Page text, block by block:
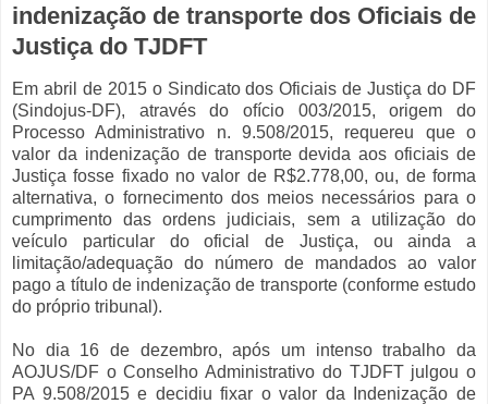
indenização de transporte dos Oficiais de
Justiça do TJDFT
Em abril de 2015 o Sindicato dos Oficiais de Justiça do DF
(Sindojus-DF), através do ofício 003/2015, origem do
Processo Administrativo n. 9.508/2015, requereu que o
valor da indenização de transporte devida aos oficiais de
Justiça fosse fixado no valor de R$2.778,00, ou, de forma
alternativa, o fornecimento dos meios necessários para o
cumprimento das ordens judiciais, sem a utilização do
veículo particular do oficial de Justiça, ou ainda a
limitação/adequação do número de mandados ao valor
pago a título de indenização de transporte (conforme estudo
do próprio tribunal).
No dia 16 de dezembro, após um intenso trabalho da
AOJUS/DF o Conselho Administrativo do TJDFT julgou o
PA 9.508/2015 e decidiu fixar o valor da Indenização de